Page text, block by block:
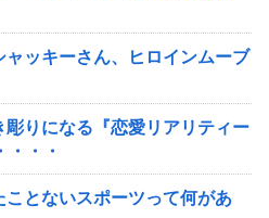
ャッキーさん、ヒロインムーブ
りになる『恋愛リアリティー
・・
ことないスポーツって何があ